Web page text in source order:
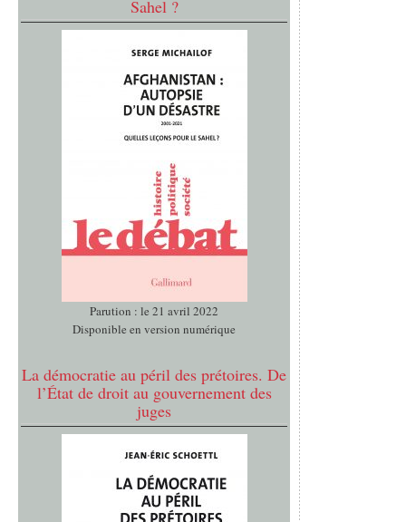
Sahel ?
Parution : le 21 avril 2022
Disponible en version numérique
La démocratie au péril des prétoires. De
l’État de droit au gouvernement des
juges